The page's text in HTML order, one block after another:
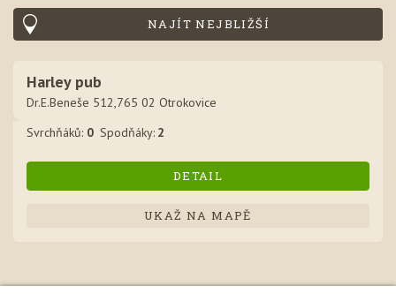
NAJÍT NEJBLIŽŠÍ
Harley pub
Dr.E.Beneše 512,765 02 Otrokovice
Svrchňáků: 0 Spodňáky: 2
UKAŽ NA MAPĚ
DETAIL